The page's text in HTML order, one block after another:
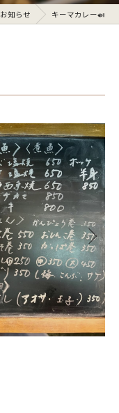
お知らせ キーマカレー🍛